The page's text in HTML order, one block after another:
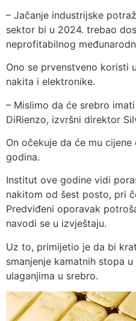
– Jačanje industrijske
sektor bi u 2024. trebao
neprofitabilnog
Ono se prvenstveno koristi
nakita i elektronike.
– Mislimo da će srebro
DiRienzo, izvršni direktor
On očekuje da će mu
godina.
Institut ove godine vidi
nakitom od šest posto, pri
Predviđeni oporavak
navodi se u izvještaju.
Uz to, primijetio je da bi
smanjenje kamatnih stopa
ulaganjima u srebro.